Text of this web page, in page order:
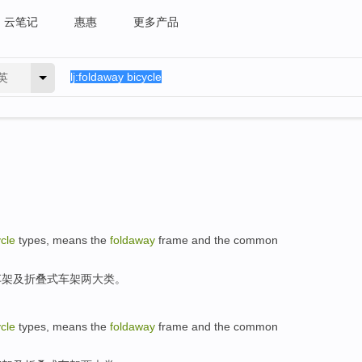
云笔记 惠惠 更多产品
types means the foldaway frame and the common
及折叠式车架两大类。
types means the foldaway frame and the common